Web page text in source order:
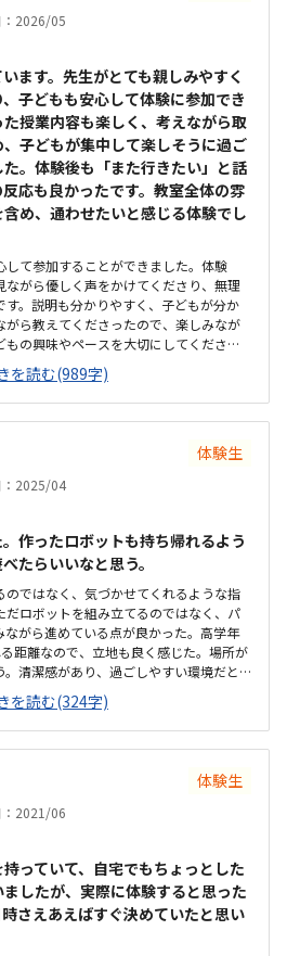
2026/05
ます。先生がとても親しみやすく
子どもも安心して体験に参加でき
授業内容も楽しく、考えながら取
子どもが集中して楽しそうに過ご
。体験後も「また行きたい」と話
応も良かったです。教室全体の雰
め、通わせたいと感じる体験でし
て参加することができました。体験
がら優しく声をかけてくださり、無理
。説明も分かりやすく、子どもが分か
がら教えてくださったので、楽しみなが
もの興味やペースを大切にしてくださる
ども自身もまた行きたいと言っていたの
たのだと思います。レゴを使った教材だ
ら自然に取り組めていたのが印象的で
考えて組み立てたり動きを試したりす
ースに合わせて進められていて、難し
した。実際に手を動かしながら学べる
やすく、達成感も得られそうだと感じま
」と思える内容だった点も良かったで
立地だと感じました。移動時間の負担
く通えそうです。周辺も利用しやすい
考えると便利だと思いました。アクセス
した。教室は明るく清潔感があり、子
感じました。机や椅子などの設備も整
参加できそうでした。教材に集中しやす
張しすぎず取り組めていた印象です。
せられる教室だと感じました。他の教
んが、授業内容や月3回という回数を考え
と感じました。子どもが楽しみながら学
て価格に対して満足感がありました。
だと思います。レゴを使いながら楽し
たです。先生も子どもの様子を見ながら
どもが安心して取り組めていました。
がら手を動かせる内容だったので、集
のが印象的でした。体験後に子どもが
る雰囲気が魅力だと感じました。
を読む(989字)
体験生
：2025/04
作ったロボットも持ち帰れるよう
たらいいなと思う。
ではなく、気づかせてくれるような指
ロボットを組み立てるのではなく、パ
ながら進めている点が良かった。高学年
距離なので、立地も良く感じた。場所が
清潔感があり、過ごしやすい環境だと
ており、好印象だった。今現在月に1回の
、料金は同じです。回数はこちらの方が
いところが、気軽に始めやすくて良い
「楽しかった。やってみたい。」と話
を読む(324字)
体験生
2021/06
っていて、自宅でもちょっとした
したが、実際に体験すると思った
さえあえばすぐ決めていたと思い